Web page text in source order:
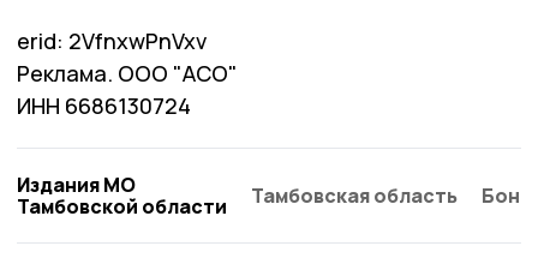
erid: 2VfnxwPnVxv
Реклама. ООО "АСО"
ИНН 6686130724
Издания МО
Тамбовской области
Тамбовская область